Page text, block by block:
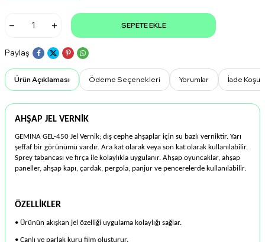
SEPETE EKLE
Paylaş
Ürün Açıklaması Ödeme Seçenekleri Yorumlar İade
AHŞAP JEL VERNİK
GEMINA GEL-450 Jel Vernik; dış cephe ahşaplar için su bazlı verniktir. Yarı
şeffaf bir görünümü vardır. Ara kat olarak veya son kat olarak kullanılabilir.
Sprey tabancası ve fırça ile kolaylıkla uygulanır. Ahşap oyuncaklar, ahşap
paneller, ahşap kapı, çardak, pergola, panjur ve pencerelerde kullanılabilir.
ÖZELLİKLER
• Ürünün akışkan jel özelliği uygulama kolaylığı sağlar.
• Canlı ve parlak kuru film oluşturur.